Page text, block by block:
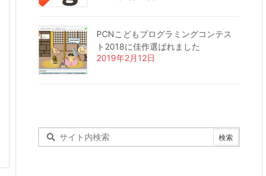
PCNこどもプログラミングコンテス
ト2018に佳作選ばれました
2019年2月12日